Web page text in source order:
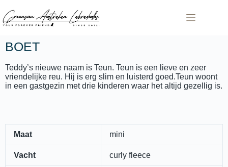
Onze
nestjes
over
Foto’s
BOET
Teddy’s nieuwe naam is Teun. Teun is een lieve en zeer
vriendelijke reu. Hij is erg slim en luisterd goed.Teun woont
in een gastgezin met drie kinderen waar het altijd gezellig is.
Maat mini
Vacht curly fleece